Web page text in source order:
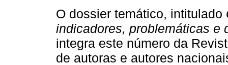
O dossier temático, intitulado
indicadores, problemáticas e
integra este número da
de autoras e autores